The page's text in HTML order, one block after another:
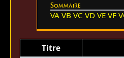
Sommaire
VA VB VC VD VE VF
Titre